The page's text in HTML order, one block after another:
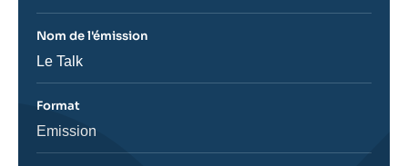
Nom de l'émission
Nom
Le Talk
Format
Catégorie
Emission